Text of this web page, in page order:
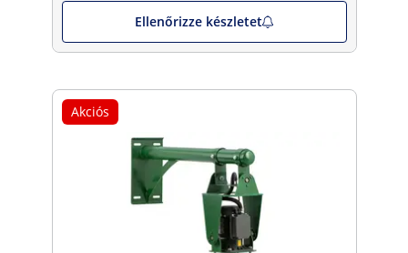
Ellenőrizze készletet
Akciós